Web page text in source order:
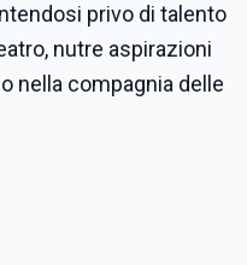
privo di talento
nutre aspirazioni
nella compagnia delle